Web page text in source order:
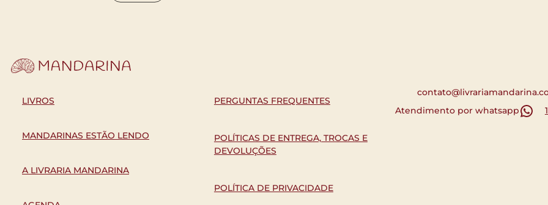
LIVROS
MANDARINAS ESTÃO LENDO
A LIVRARIA MANDARINA
PERGUNTAS FREQUENTES
POLÍTICAS DE ENTREGA, TROCAS E
DEVOLUÇÕES
POLÍTICA DE PRIVACIDADE
Atendimento por whatsapp